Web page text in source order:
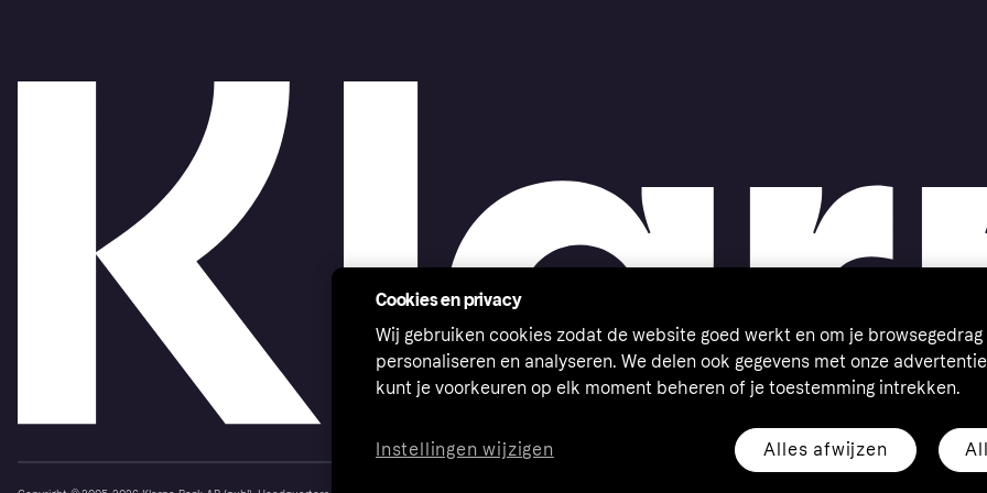
Cookies en privacy
Wij gebruiken cookies zodat de website goed werkt en om je browsegedrag
personaliseren en analyseren. We delen ook gegevens met onze
kunt je voorkeuren op elk moment beheren of je toestemming intrekken.
Alles afwijzen
Instellingen wijzigen